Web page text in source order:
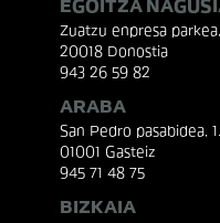
EGOITZA
Zuatzu enpresa
20018 Donostia
943 26 59 82
ARABA
San Pedro pasabidea, 1.
01001 Gasteiz
945 71 48 75
BIZKAIA